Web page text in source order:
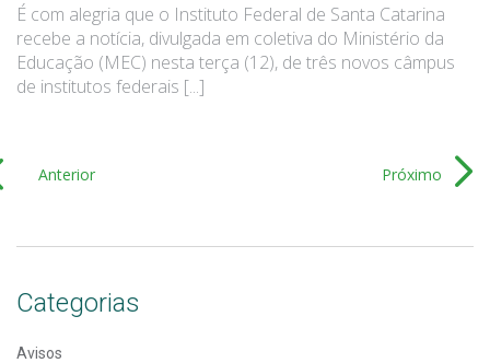
É com alegria que o Instituto Federal de Santa Catarina
recebe a notícia, divulgada em coletiva do Ministério da
Educação (MEC) nesta terça (12), de três novos câmpus
de institutos federais [...]
Anterior Próximo
Categorias
Avisos